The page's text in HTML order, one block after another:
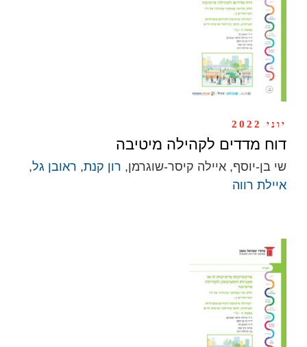
יוני 2022
דוח מדדים לקהילה מיטיבה
שי בן-יוסף, איילה קיסר-שוגרמן, רון קנת, ראובן גל,
איילת רווה